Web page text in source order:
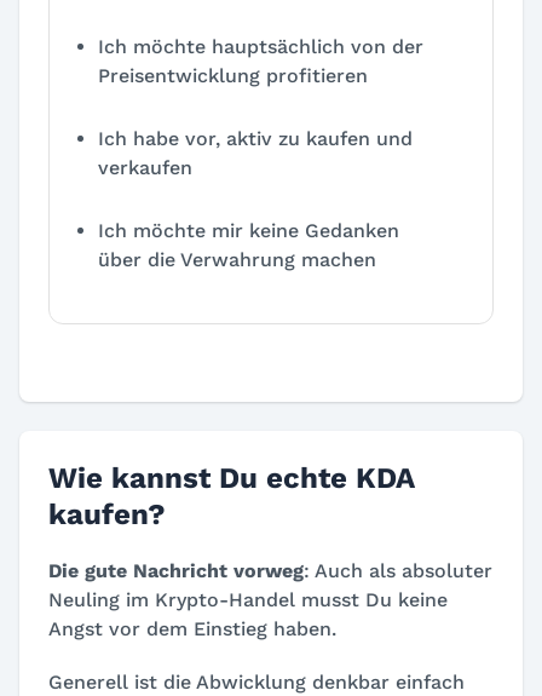
Ich möchte hauptsächlich von der
Preisentwicklung profitieren
Ich habe vor, aktiv zu kaufen und
verkaufen
Ich möchte mir keine Gedanken
über die Verwahrung machen
Wie kannst Du echte KDA
kaufen?
Die gute Nachricht vorweg: Auch als absoluter
Neuling im Krypto-Handel musst Du keine
Angst vor dem Einstieg haben.
Generell ist die Abwicklung denkbar einfach